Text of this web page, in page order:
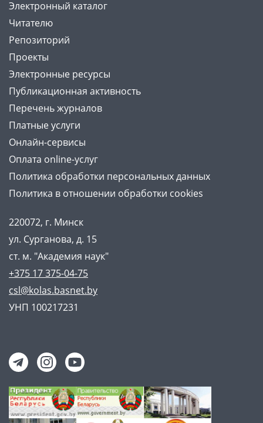
Электронный каталог
Читателю
Репозиторий
Проекты
Электронные ресурсы
Публикационная активность
Перечень журналов
Платные услуги
Онлайн-сервисы
Оплата online-услуг
Политика обработки персональных данных
Политика в отношении обработки cookies
220072, г. Минск
ул. Сурганова, д. 15
ст. м. "Академия наук"
+375 17 375-04-75
csl@kolas.basnet.by
УНП 100217231